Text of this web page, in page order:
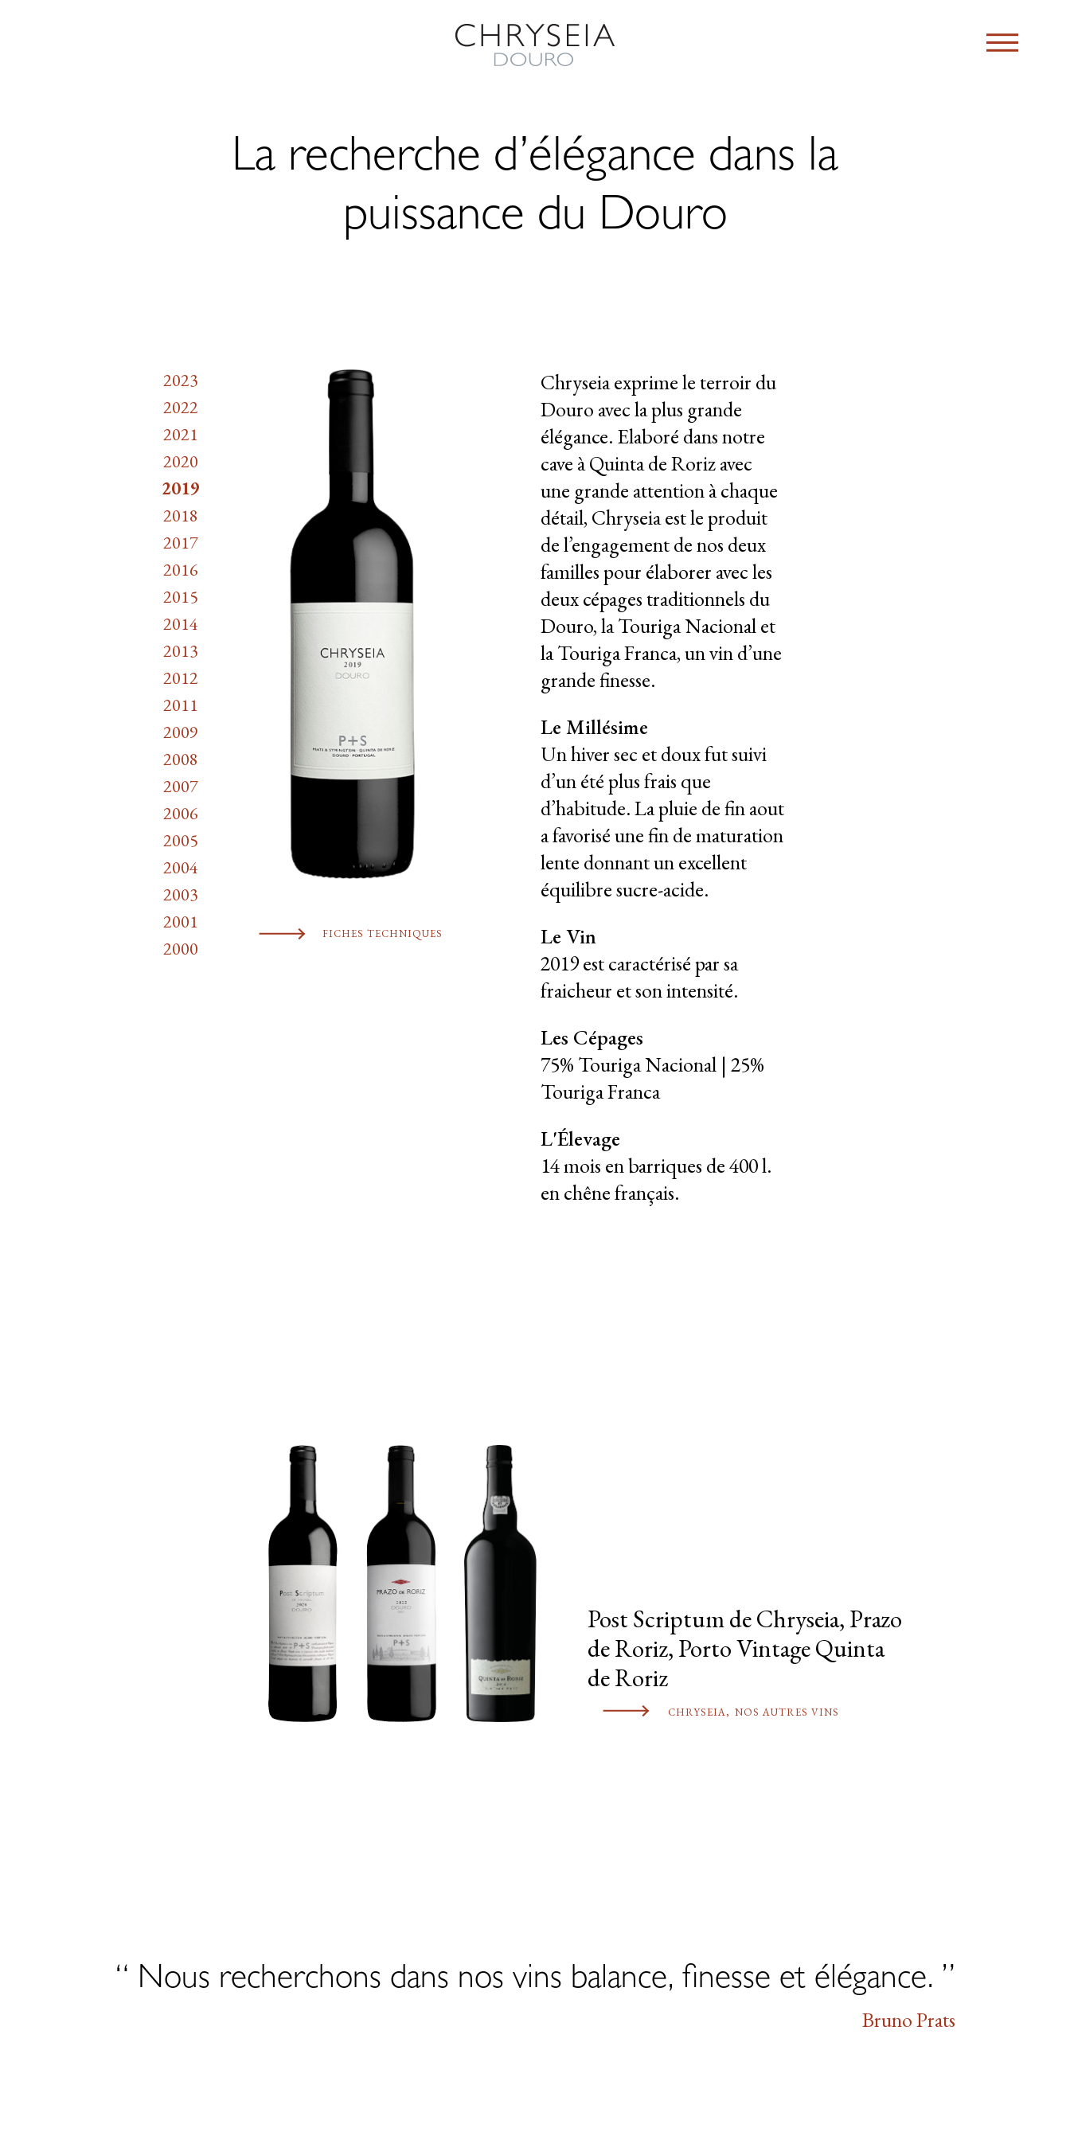
La recherche d’élégance dans la
puissance du Douro
2023
2022
2021
2020
2019
2018
2017
2016
2015
2014
2013
2012
2011
2009
2008
2007
2006
2005
2004
2003
2001
2000
FICHES TECHNIQUES
Chryseia exprime le terroir du
Douro avec la plus grande
élégance. Elaboré dans notre
cave à Quinta de Roriz avec
une grande attention à chaque
détail, Chryseia est le produit
de l’engagement de nos deux
familles pour élaborer avec les
deux cépages traditionnels du
Douro, la Touriga Nacional et
la Touriga Franca, un vin d’une
grande finesse.
Le Millésime
Un hiver sec et doux fut suivi
d’un été plus frais que
d’habitude. La pluie de fin aout
a favorisé une fin de maturation
lente donnant un excellent
équilibre sucre-acide.
Le Vin
2019 est caractérisé par sa
fraicheur et son intensité.
Les Cépages
75% Touriga Nacional | 25%
Touriga Franca
L'Élevage
14 mois en barriques de 400 l.
en chêne français.
Post Scriptum de Chryseia, Prazo
de Roriz, Porto Vintage Quinta
de Roriz
CHRYSEIA, NOS AUTRES VINS
“ Nous recherchons dans nos vins balance, finesse et élégance. ”
Bruno Prats